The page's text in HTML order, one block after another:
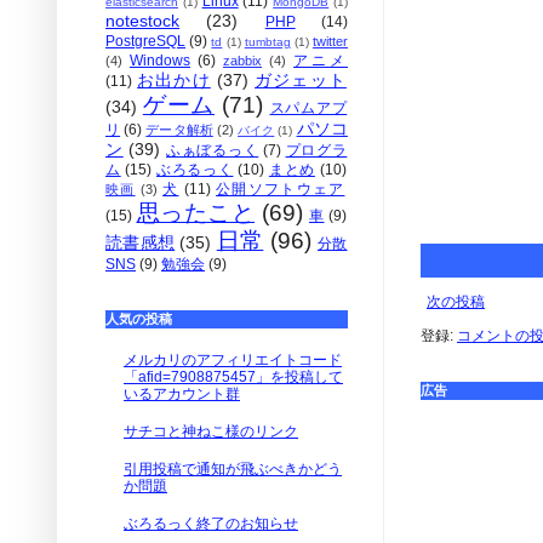
次の投稿
登録: コメントの
広告
notestock (23) PHP
(14)
PostgreSQL (9) td (1) tumbtag (1) twitter
(4) Windows (6) zabbix (4)
アニメ
(11) お出かけ (37) ガジェット
(34) ゲーム (71) スパムアプ
リ (6) データ解析 (2) バイク (1) パソコ
ン (39) ふぁぼるっく (7) プログラ
ム (15) ぶろるっく (10) まとめ (10)
映画 (3) 犬 (11) 公開ソフトウェア
(15) 思ったこと (69) 車 (9)
読書感想 (35) 日常 (96) 分散
SNS (9) 勉強会 (9)
人気の投稿
メルカリのアフィリエイトコード
「afid=7908875457」を投稿して
いるアカウント群
サチコと神ねこ様のリンク
引用投稿で通知が飛ぶべきかどう
か問題
ぶろるっく終了のお知らせ